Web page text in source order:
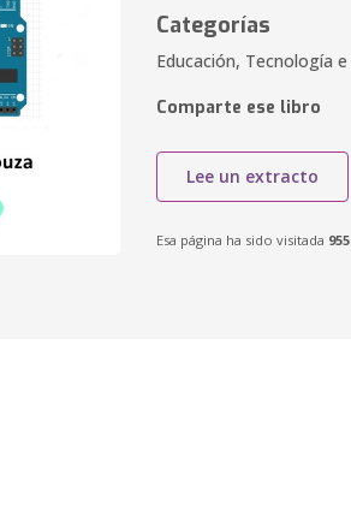
Categorías
Educación, Tecnología
Comparte ese libro
Lee un extracto
Esa página ha sido visitada 955